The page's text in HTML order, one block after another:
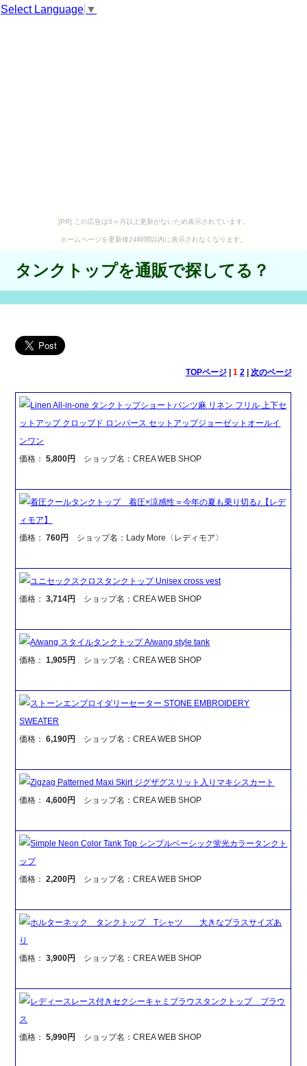
Select Language ▼
[PR] この広告は3ヶ月以上更新がないため表示されています。
ホームページを更新後24時間以内に表示されなくなります。
タンクトップを通販で探してる？
TOPページ| 1 2| 次のページ
Linen All-in-one タンクトップショートパンツ麻 リネン フリル 上下セ
ットアップ クロップド ロンパース セットアップジョーゼットオールイ
ンワン
価格：5,800円 ショップ名：CREA WEB SHOP
着圧クールタンクトップ 着圧×涼感性＝今年の夏も乗り切る♪【レデ
ィモア】
価格：760円 ショップ名：Lady More〈レディモア〉
ユニセックスクロスタンクトップ Unisex cross vest
価格：3,714円 ショップ名：CREA WEB SHOP
A/wang スタイルタンクトップ A/wang style tank
価格：1,905円 ショップ名：CREA WEB SHOP
ストーンエンブロイダリーセーター STONE EMBROIDERY
SWEATER
価格：6,190円 ショップ名：CREA WEB SHOP
Zigzag Patterned Maxi Skirt ジグザグスリット入りマキシスカート
価格：4,600円 ショップ名：CREA WEB SHOP
Simple Neon Color Tank Top シンプルベーシック蛍光カラータンクト
ップ
価格：2,200円 ショップ名：CREA WEB SHOP
ホルターネック タンクトップ Tシャツ 大きなプラスサイズあ
り
価格：3,900円 ショップ名：CREA WEB SHOP
レディースレース付きセクシーキャミブラウスタンクトップ ブラウ
ス
価格：5,990円 ショップ名：CREA WEB SHOP